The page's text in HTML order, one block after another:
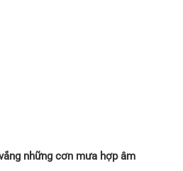
những cơn mưa hợp âm